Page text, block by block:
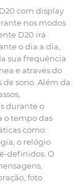
com display
nos modos
D20 irá
o dia a dia,
sua frequência
e através do
sono. Além da
durante o
o tempo das
como:
o relógio
definidos. O
foto